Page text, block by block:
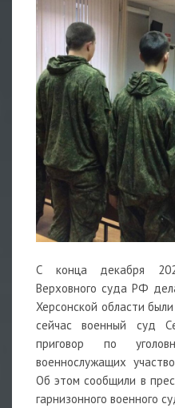
С конца декабря
Верховного суда РФ
Херсонской области
сейчас военный суд
приговор по
военнослужащих
Об этом сообщили в
гарнизонного военного